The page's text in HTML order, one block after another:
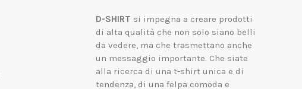
D-SHIRT si impegna a creare prodotti
di alta qualità che non solo siano belli
da vedere, ma che trasmettano anche
un messaggio importante. Che siate
alla ricerca di una t-shirt unica e di
tendenza, di una felpa comoda e